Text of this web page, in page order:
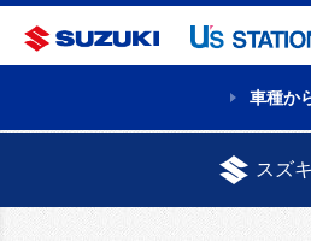
車種か
スズ